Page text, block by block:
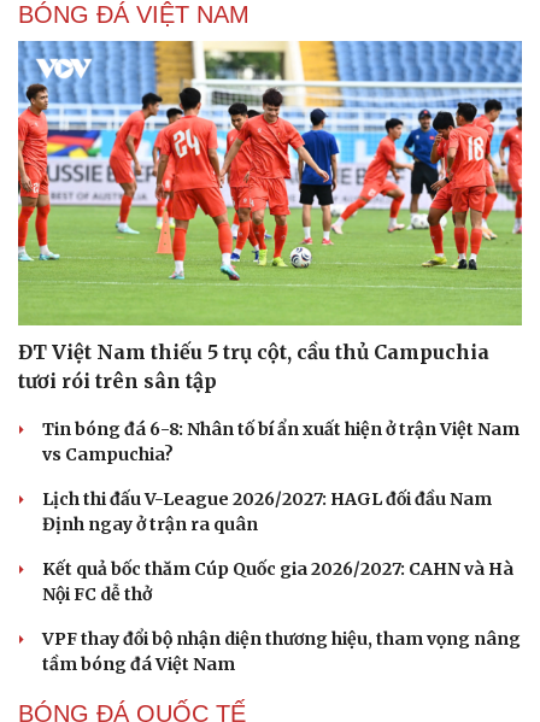
Cải chính
BÓNG ĐÁ VIỆT NAM
ĐT Việt Nam thiếu 5 trụ cột, cầu thủ Campuchia
tươi rói trên sân tập
Tin bóng đá 6-8: Nhân tố bí ẩn xuất hiện ở trận Việt Nam
vs Campuchia?
Lịch thi đấu V-League 2026/2027: HAGL đối đầu Nam
Định ngay ở trận ra quân
Kết quả bốc thăm Cúp Quốc gia 2026/2027: CAHN và Hà
Nội FC dễ thở
VPF thay đổi bộ nhận diện thương hiệu, tham vọng nâng
tầm bóng đá Việt Nam
BÓNG ĐÁ QUỐC TẾ